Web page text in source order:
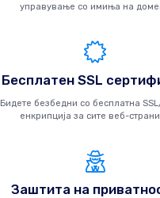
управување со имиња на
Бесплатен SSL
Бидете безбедни со бесплатна
енкрипција за сите веб-
Заштита на